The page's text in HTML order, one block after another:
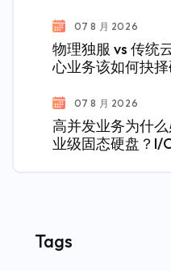
07 8 月 2026
物理独服 vs 传统
心业务该如何抉择
07 8 月 2026
高并发业务为什
业级固态硬盘？I/
Tags